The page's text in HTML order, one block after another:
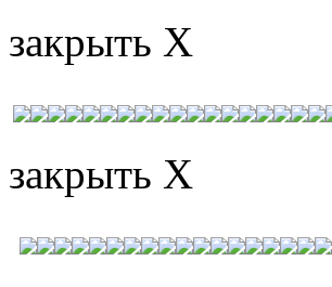
закрыть X
закрыть X